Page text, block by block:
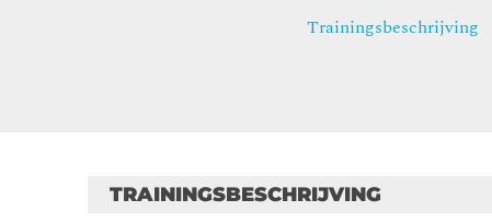
Trainingsbeschrijving
TRAININGSBESCHRIJVING